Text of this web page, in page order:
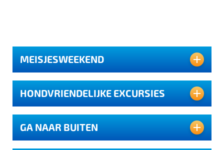
MEISJESWEEKEND
Lorem ipsum dolor sit amet,
consectetur adipiscing elite,
sed do eiusmod tempor
HONDVRIENDELIJKE EXCURSIES
Lorem ipsum dolor sit amet,
consectetur adipiscing elite,
GA NAAR BUITEN